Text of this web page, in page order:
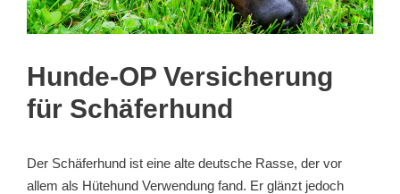
Hunde-OP Versicherung
für Schäferhund
Der Schäferhund ist eine alte deutsche Rasse, der vor
allem als Hütehund Verwendung fand. Er glänzt jedoch